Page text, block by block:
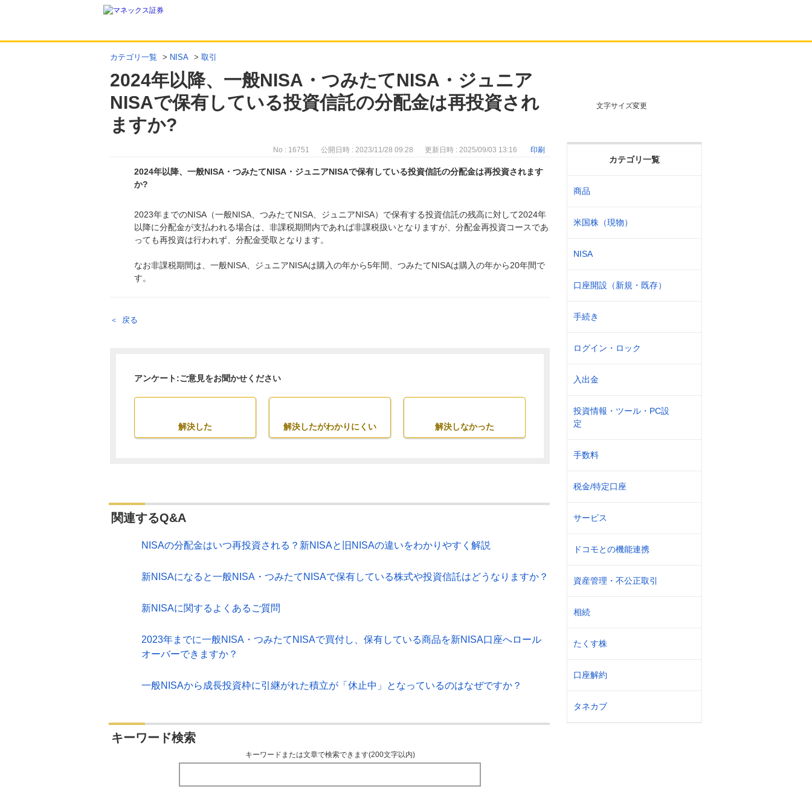
カテゴリ一覧 > NISA > 取引
2024年以降、一般NISA・つみたてNISA・ジュニア
NISAで保有している投資信託の分配金は再投資され
ますか?
文字サイズ変更
カテゴリ一覧
商品
米国株（現物）
NISA
口座開設（新規・既存）
手続き
ログイン・ロック
入出金
投資情報・ツール・PC設
定
手数料
税金/特定口座
サービス
ドコモとの機能連携
資産管理・不公正取引
相続
たくす株
口座解約
タネカブ
No : 16751 公開日時 : 2023/11/28 09:28 更新日時 : 2025/09/03 13:16 印刷
2024年以降、一般NISA・つみたてNISA・ジュニアNISAで保有している投資信託の分配金は再投資されます
か?
回答
2023年までのNISA（一般NISA、つみたてNISA、ジュニアNISA）で保有する投資信託の残高に対して2024年
以降に分配金が支払われる場合は、非課税期間内であれば非課税扱いとなりますが、分配金再投資コースであ
っても再投資は行われず、分配金受取となります。
なお非課税期間は、一般NISA、ジュニアNISAは購入の年から5年間、つみたてNISAは購入の年から20年間で
す。
戻る
アンケート:ご意見をお聞かせください
解決した 解決したがわかりにくい 解決しなかった
関連するQ&A
NISAの分配金はいつ再投資される？新NISAと旧NISAの違いをわかりやすく解説
新NISAになると一般NISA・つみたてNISAで保有している株式や投資信託はどうなりますか？
新NISAに関するよくあるご質問
2023年までに一般NISA・つみたてNISAで買付し、保有している商品を新NISA口座へロール
オーバーできますか？
一般NISAから成長投資枠に引継がれた積立が「休止中」となっているのはなぜですか？
キーワード検索
キーワードまたは文章で検索できます(200文字以内)